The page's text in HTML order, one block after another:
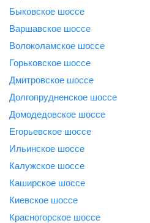
Быковское шоссе
Варшавское шоссе
Волоколамское шоссе
Горьковское шоссе
Дмитровское шоссе
Долгопрудненское шоссе
Домодедовское шоссе
Егорьевское шоссе
Ильинское шоссе
Калужское шоссе
Каширское шоссе
Киевское шоссе
Красногорское шоссе